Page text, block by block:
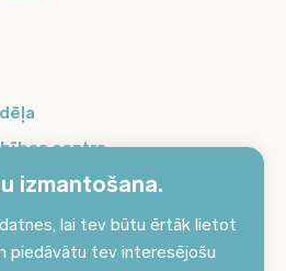
izmantošana.
lai tev būtu ērtāk lietot
piedāvātu tev interesējošu
centrs
un saņemiet aktuālākos